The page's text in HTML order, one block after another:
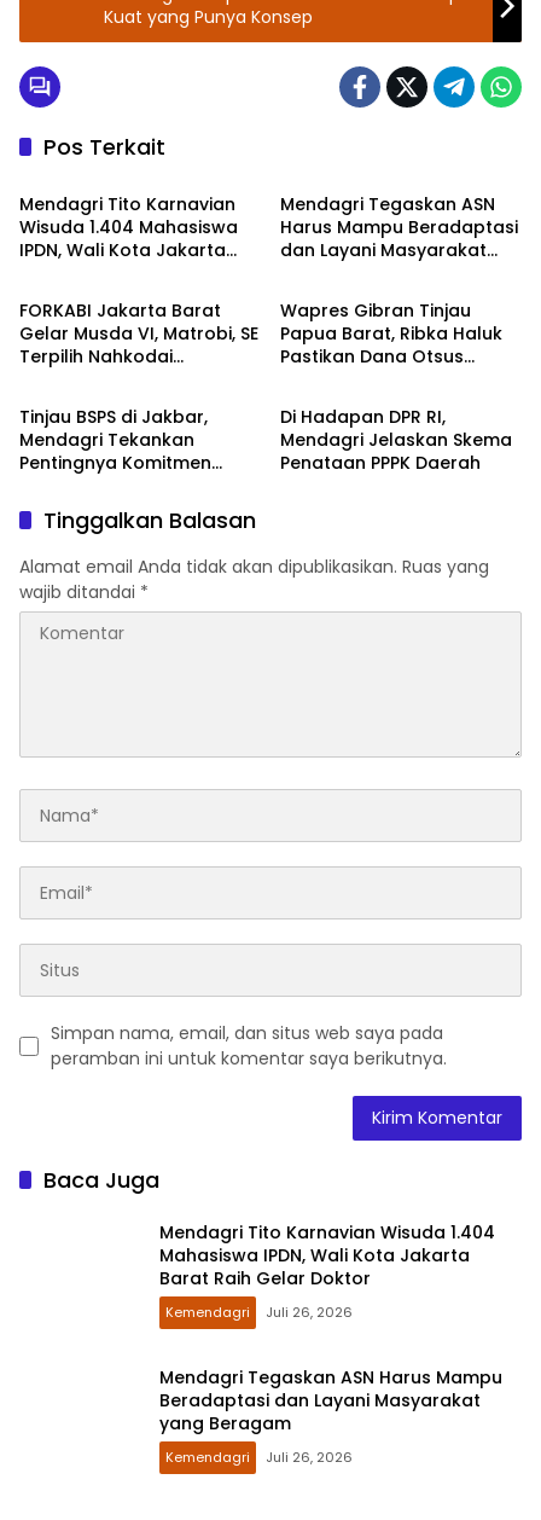
Kuat yang Punya Konsep
Pos Terkait
Kemendagri
Mendagri Tito Karnavian
Wisuda 1.404 Mahasiswa
IPDN, Wali Kota Jakarta
Mendagri Tegaskan ASN
Harus Mampu Beradaptasi
dan Layani Masyarakat
Berita
FORKABI Jakarta Barat
Gelar Musda VI, Matrobi, SE
Terpilih Nahkodai
Kemendagri
Wapres Gibran Tinjau
Papua Barat, Ribka Haluk
Pastikan Dana Otsus
Kemendagri
Tinjau BSPS di Jakbar,
Mendagri Tekankan
Pentingnya Komitmen
Layak Huni
DPR RI
Di Hadapan DPR RI,
Mendagri Jelaskan Skema
Penataan PPPK Daerah
Tinggalkan Balasan
Alamat email Anda tidak akan dipublikasikan. Ruas yang
wajib ditandai *
Simpan nama, email, dan situs web saya pada
peramban ini untuk komentar saya berikutnya.
Baca Juga
Mendagri Tito Karnavian Wisuda 1.404
Mahasiswa IPDN, Wali Kota Jakarta
Barat Raih Gelar Doktor
Kemendagri Juli 26, 2026
Mendagri Tegaskan ASN Harus Mampu
Beradaptasi dan Layani Masyarakat
yang Beragam
Kemendagri Juli 26, 2026